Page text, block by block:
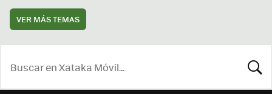
VER MÁS TEMAS